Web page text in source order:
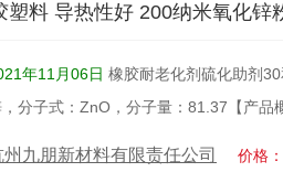
塑料 导热性好 200纳米氧化锌
年11月06日 橡胶耐老化剂硫化助剂
分子式：ZnO，分子量：81.37【产品
州九朋新材料有限责任公司 价格